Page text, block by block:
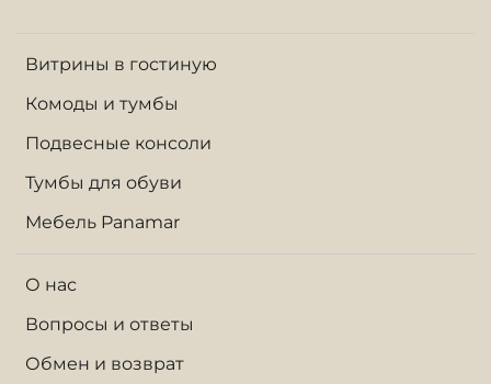
Витрины в гостиную
Комоды и тумбы
Подвесные консоли
Тумбы для обуви
Мебель Panamar
О нас
Вопросы и ответы
Обмен и возврат